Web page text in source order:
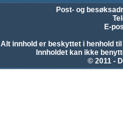
Post- og
E-
Alt innhold er beskyttet i henhold
Innholdet kan ikke
© 2011 -